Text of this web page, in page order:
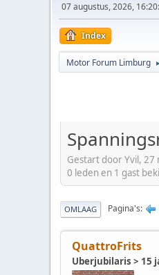
07 augustus, 2026,
Index
Motor Forum Limburg
Gestart door Yvil,
0 leden en 1 gast
OMLAAG Pagina's
QuattroFrits
Uberjubilaris > 15